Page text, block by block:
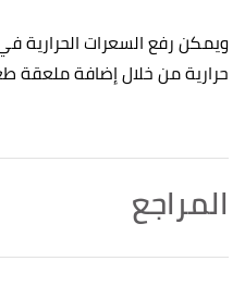
حرارية من خلال إضافة ملعقة
المراجع